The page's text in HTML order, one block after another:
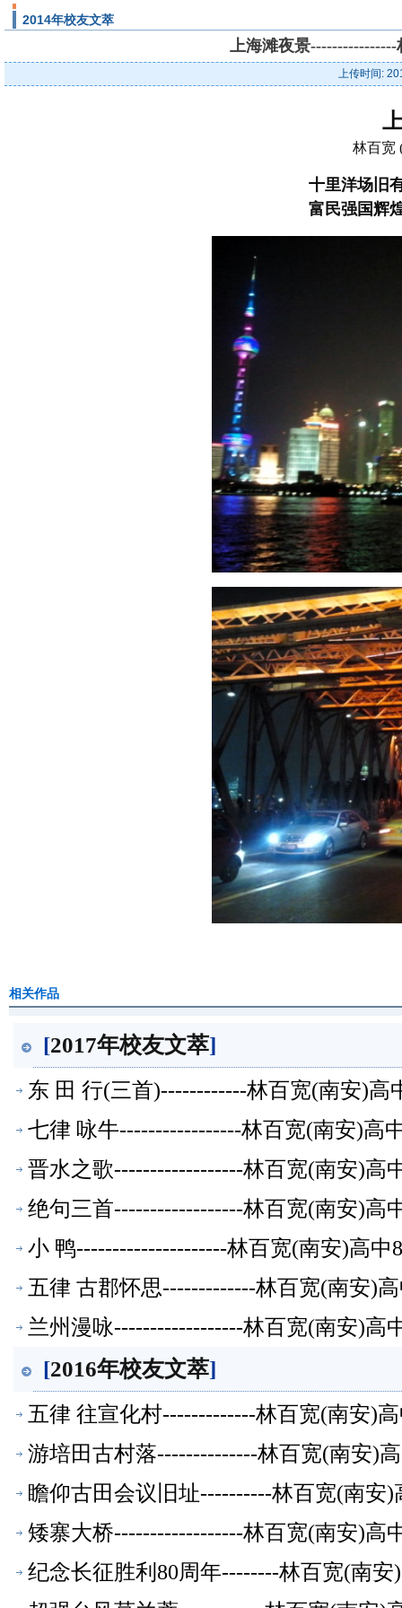
2014年校友文萃
上海滩夜景
上传时间:
林百宽
十里洋场旧
富民强国辉
相关作品
[2017年校友文萃]
东 田 行(三首)------------林百宽(南安)高
七律 咏牛-----------------林百宽(南安)高
晋水之歌------------------林百宽(南安)高
绝句三首------------------林百宽(南安)高
小 鸭---------------------林百宽(南安)高中
五律 古郡怀思-------------林百宽(南安)
兰州漫咏------------------林百宽(南安)高
[2016年校友文萃]
五律 往宣化村-------------林百宽(南安)
游培田古村落--------------林百宽(南安)
瞻仰古田会议旧址----------林百宽(南安)
矮寨大桥------------------林百宽(南安)高
纪念长征胜利80周年--------林百宽(南